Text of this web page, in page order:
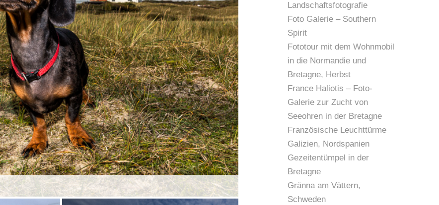
In Schweden roch es nach Wald und See,
Landschaftsfotografie
Foto Galerie – Southern
Spirit
Fototour mit dem Wohnmobil
in die Normandie und
Bretagne, Herbst
France Haliotis – Foto-
Galerie zur Zucht von
Seeohren in der Bretagne
Französische Leuchttürme
Galizien, Nordspanien
Gezeitentümpel in der
Bretagne
Gränna am Vättern,
Schweden